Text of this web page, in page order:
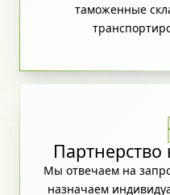
таможенные
Мы отвечаем на
назначаем